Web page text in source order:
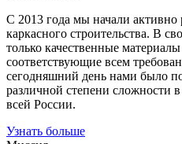
С 2013 года мы начали активно
каркасного строительства. В
только качественные
соответствующие всем
сегодняшний день нами было
различной степени сложности
всей России.
Узнать больше